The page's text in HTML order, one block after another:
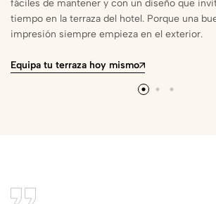
fáciles de mantener y con un diseño que
tiempo en la terraza del hotel. Porque una
impresión siempre empieza en el exterior.
Equipa tu terraza hoy mismo